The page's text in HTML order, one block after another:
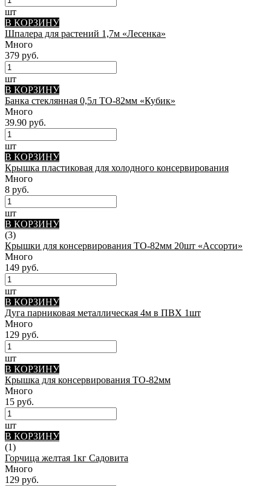
шт
В КОРЗИНУ
Шпалера для растений 1,7м «Лесенка»
Много
379 руб.
шт
В КОРЗИНУ
Банка стеклянная 0,5л ТО-82мм «Кубик»
Много
39.90 руб.
шт
В КОРЗИНУ
Крышка пластиковая для холодного консервирования
Много
8 руб.
шт
В КОРЗИНУ
(3)
Крышки для консервирования ТО-82мм 20шт «Ассорти»
Много
149 руб.
шт
В КОРЗИНУ
Дуга парниковая металлическая 4м в ПВХ 1шт
Много
129 руб.
шт
В КОРЗИНУ
Крышка для консервирования ТО-82мм
Много
15 руб.
шт
В КОРЗИНУ
(1)
Горчица желтая 1кг Садовита
Много
129 руб.